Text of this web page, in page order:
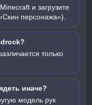
и загрузите
персонажа»).
только
иначе?
модель рук